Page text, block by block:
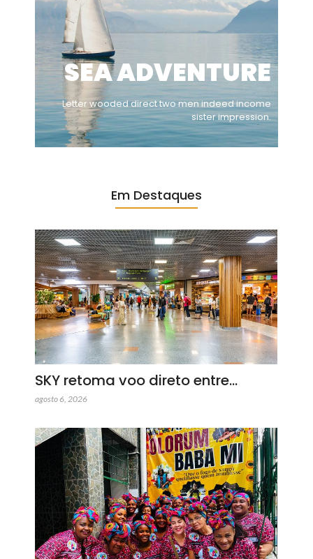
SEA ADVENTURE
Letter wooded direct two men indeed income
sister impression.
Em Destaques
SKY retoma voo direto entre…
agosto 6, 2026